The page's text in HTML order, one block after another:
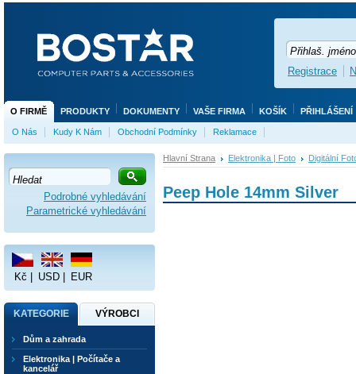
Hlavní Strana Elektronika | Foto Digitální
Peep Hole 14mm Silver
Podrobné vyhledávání
Parametrické vyhledávání
Kč USD EUR
KATEGORIE VÝROBCI
Dům a zahrada
Elektronika | Počítače a
kancelář
O FIRMĚ PRODUKTY DOKUMENTY VAŠE FIRMA KOŠÍK PŘIHLÁŠENÍ
O Nás Kudy K Nám Obchodní Podmínky Reklamace
Registrace